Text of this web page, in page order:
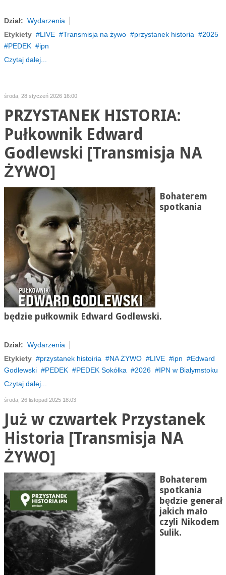
Dział: Wydarzenia
Etykiety
LIVE Transmisja na żywo przystanek historia
2025
PEDEK
ipn
Czytaj dalej...
środa, 28 styczeń 2026 16:00
PRZYSTANEK HISTORIA:
Pułkownik Edward
Godlewski [Transmisja NA
ŻYWO]
Bohaterem
spotkania
będzie pułkownik Edward Godlewski.
Dział: Wydarzenia
Etykiety
przystanek histoiria NA ŻYWO LIVE ipn
Edward
Godlewski
PEDEK PEDEK Sokółka 2026
IPN w Białymstoku
Czytaj dalej...
środa, 26 listopad 2025 18:03
Już w czwartek Przystanek
Historia [Transmisja NA
ŻYWO]
Bohaterem
spotkania
będzie generał
jakich mało
czyli Nikodem
Sulik.